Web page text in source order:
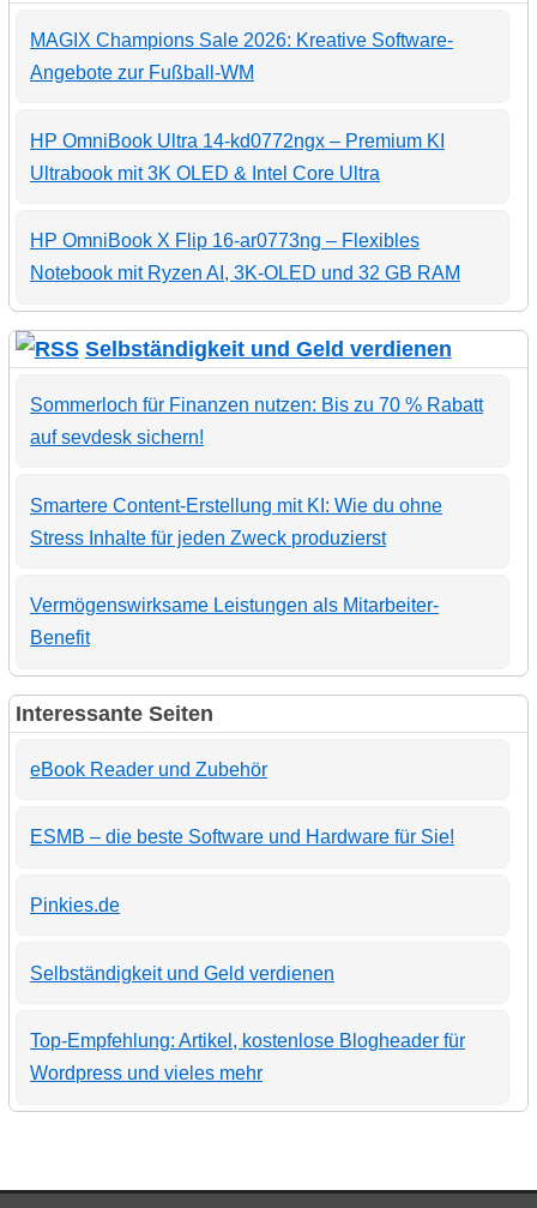
MAGIX Champions Sale 2026: Kreative Software-
Angebote zur Fußball-WM
HP OmniBook Ultra 14-kd0772ngx – Premium KI
Ultrabook mit 3K OLED & Intel Core Ultra
HP OmniBook X Flip 16-ar0773ng – Flexibles
Notebook mit Ryzen AI, 3K-OLED und 32 GB RAM
Selbständigkeit und Geld verdienen
Sommerloch für Finanzen nutzen: Bis zu 70 % Rabatt
auf sevdesk sichern!
Smartere Content-Erstellung mit KI: Wie du ohne
Stress Inhalte für jeden Zweck produzierst
Vermögenswirksame Leistungen als Mitarbeiter-
Benefit
Interessante Seiten
eBook Reader und Zubehör
ESMB – die beste Software und Hardware für Sie!
Pinkies.de
Selbständigkeit und Geld verdienen
Top-Empfehlung: Artikel, kostenlose Blogheader für
Wordpress und vieles mehr